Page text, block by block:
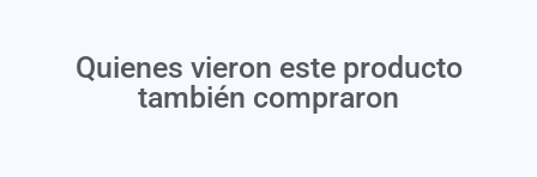
Quienes vieron este producto
también compraron